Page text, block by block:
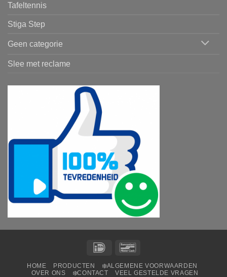
Tafeltennis
Stiga Step
Geen categorie
Slee met reclame
IDeal
HOME PRODUCTEN
❄️ALGEMENE VOORWAARDEN
OVER ONS
❄️CONTACT VEEL GESTELDE VRAGEN